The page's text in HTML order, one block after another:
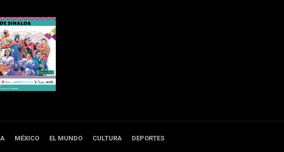
MÉXICO EL MUNDO CULTURA DEPORTES